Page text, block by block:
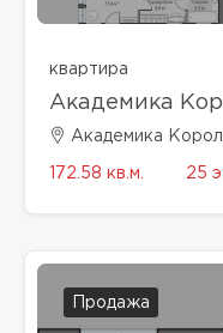
квартира
Академика
Академика
172.58 кв.м. 25
Продажа